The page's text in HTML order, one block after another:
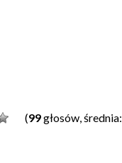
(99głosów, średnia: